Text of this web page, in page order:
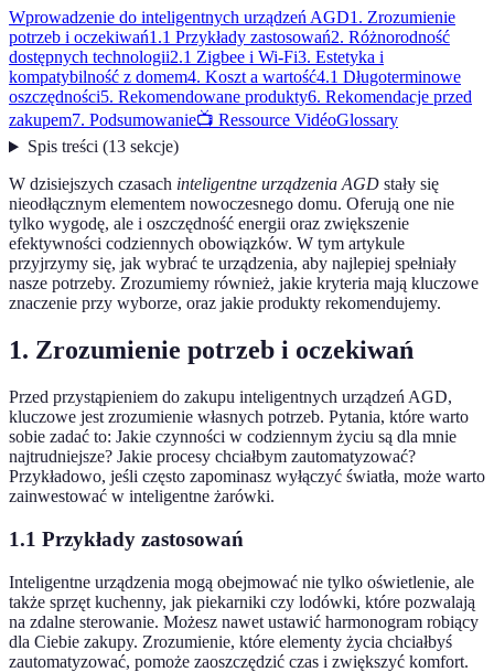
Wprowadzenie do inteligentnych urządzeń AGD1. Zrozumienie
potrzeb i oczekiwań1.1 Przykłady zastosowań2. Różnorodność
dostępnych technologii2.1 Zigbee i Wi-Fi3. Estetyka i
kompatybilność z domem4. Koszt a wartość4.1 Długoterminowe
oszczędności5. Rekomendowane produkty6. Rekomendacje przed
zakupem7. Podsumowanie📺 Ressource VidéoGlossary
Spis treści(13 sekcje)
W dzisiejszych czasach inteligentne urządzenia AGD stały się
nieodłącznym elementem nowoczesnego domu. Oferują one nie
tylko wygodę, ale i oszczędność energii oraz zwiększenie
efektywności codziennych obowiązków. W tym artykule
przyjrzymy się, jak wybrać te urządzenia, aby najlepiej spełniały
nasze potrzeby. Zrozumiemy również, jakie kryteria mają kluczowe
znaczenie przy wyborze, oraz jakie produkty rekomendujemy.
1. Zrozumienie potrzeb i oczekiwań
Przed przystąpieniem do zakupu inteligentnych urządzeń AGD,
kluczowe jest zrozumienie własnych potrzeb. Pytania, które warto
sobie zadać to: Jakie czynności w codziennym życiu są dla mnie
najtrudniejsze? Jakie procesy chciałbym zautomatyzować?
Przykładowo, jeśli często zapominasz wyłączyć światła, może warto
zainwestować w inteligentne żarówki.
1.1 Przykłady zastosowań
Inteligentne urządzenia mogą obejmować nie tylko oświetlenie, ale
także sprzęt kuchenny, jak piekarniki czy lodówki, które pozwalają
na zdalne sterowanie. Możesz nawet ustawić harmonogram robiący
dla Ciebie zakupy. Zrozumienie, które elementy życia chciałbyś
zautomatyzować, pomoże zaoszczędzić czas i zwiększyć komfort.